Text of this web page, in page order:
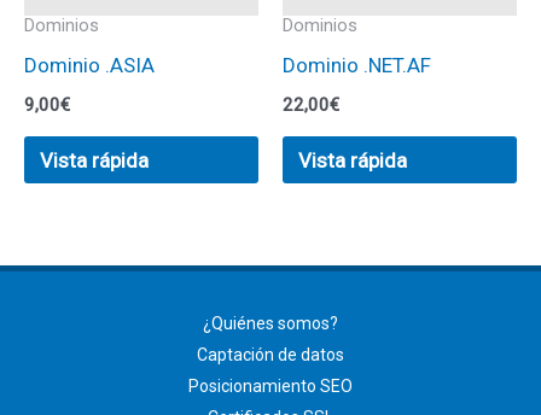
Dominios
Dominio .ASIA
9,00€
Vista rápida
Dominios
Dominio .NET.AF
22,00€
Vista rápida
¿Quiénes somos?
Captación de datos
Posicionamiento SEO